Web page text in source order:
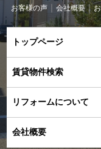
お客様の声
会社概要
トップページ
賃貸物件検索
リフォームについて
会社概要